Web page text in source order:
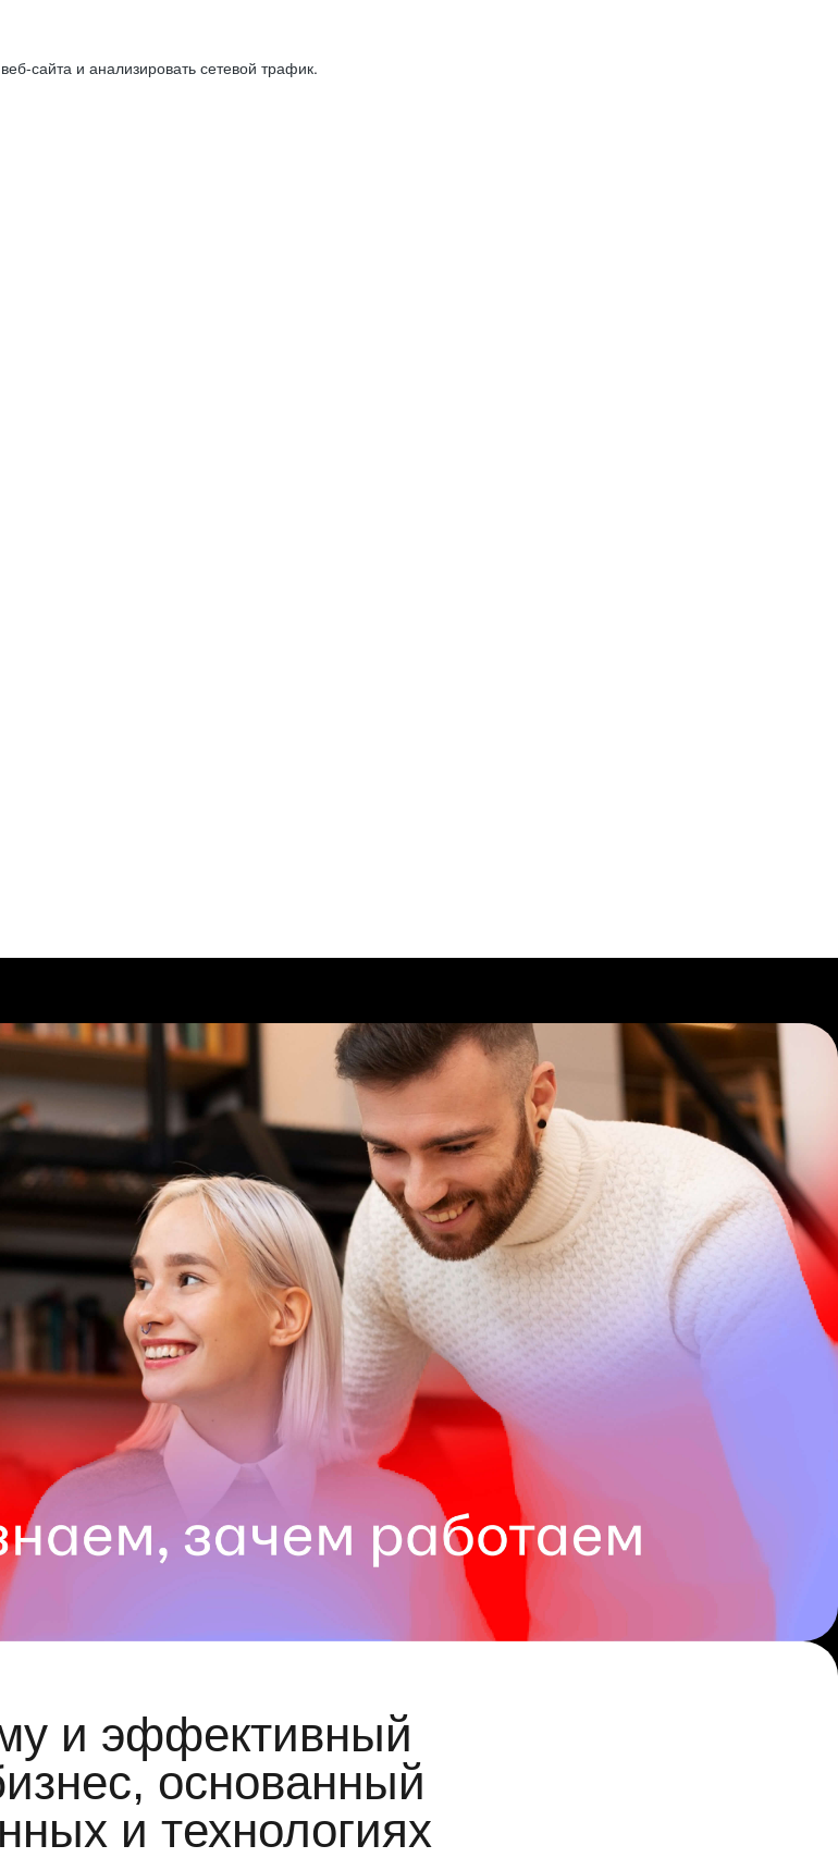
сайта и анализировать сетевой трафик.
и эффективный
основанный
и технологиях